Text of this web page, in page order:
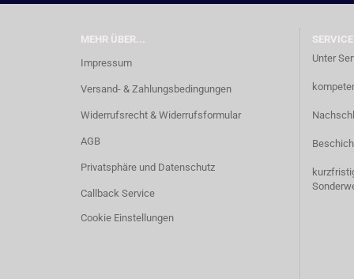
MEHR ÜBER...
Impressum
Versand- & Zahlungsbedingungen
Widerrufsrecht & Widerrufsformular
AGB
Privatsphäre und Datenschutz
Callback Service
Cookie Einstellungen
SERVICE
Unter